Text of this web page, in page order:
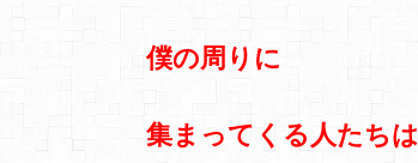
僕の周りに
集まってくる人たちは